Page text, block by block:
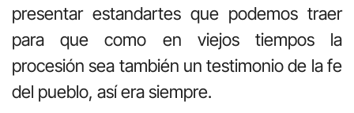
presentar estandartes que podemos traer
para que como en viejos tiempos la
procesión sea también un testimonio de la fe
del pueblo, así era siempre.